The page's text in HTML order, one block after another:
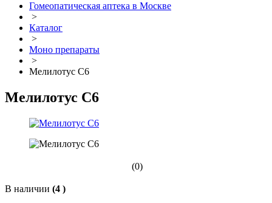
Гомеопатическая аптека в Москве
>
Каталог
>
Моно препараты
>
Мелилотус С6
Мелилотус С6
(0)
В наличии (4 )